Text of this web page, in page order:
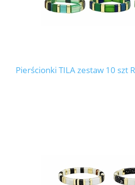
Pierścionki TILA zestaw 10 szt